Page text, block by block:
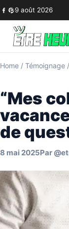
Skip to content
9 août 2026
Home / Témoignage /
“Mes
de
8 mai 2025Par